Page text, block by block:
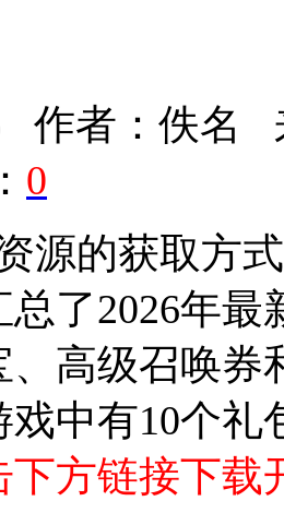
作者：佚名
0
源的获取方
了2026年
、高级召唤券
戏中有10个
下方链接下载